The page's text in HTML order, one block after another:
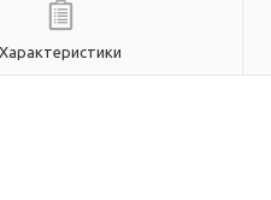
Характеристики